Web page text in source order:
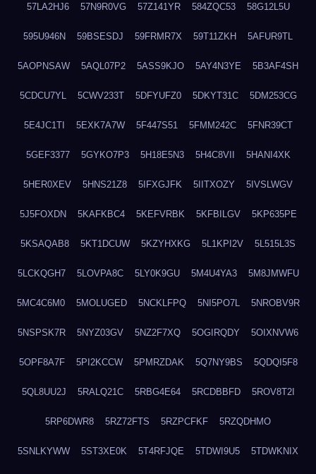
57LA2HJ6 57N9R0VG 57Z141YR 584ZQC53 58G12L5U
595U946N 59BSESDJ 59FRMR7X 59T11ZKH 5AFUR9TL
5AOPNSAW 5AQL07P2 5ASS9KJO 5AY4N3YE 5B3AF4SH
5CDCU7YL 5CWV233T 5DFYUFZ0 5DKYT31C 5DM253CG
5E4JC1TI 5EXK7A7W 5F447S51 5FMM242C 5FNR39CT
5GEF3377 5GYKO7P3 5H18E5N3 5H4C8VII 5HANI4XK
5HER0XEV 5HNS21Z8 5IFXGJFK 5IITXOZY 5IVSLWGV
5J5FOXDN 5KAFKBC4 5KEFVRBK 5KFBILGV 5KP635PE
5KSAQAB8 5KT1DCUW 5KZYHXKG 5L1KPI2V 5L515L3S
5LCKQGH7 5LOVPA8C 5LY0K9GU 5M4U4YA3 5M8JMWFU
5MC4C6M0 5MOLUGED 5NCKLFPQ 5NI5PO7L 5NROBV9R
5NSPSK7R 5NYZ03GV 5NZ2F7XQ 5OGIRQDY 5OIXNVW6
5OPF8A7F 5PI2KCCW 5PMRZDAK 5Q7NY9BS 5QDQI5F8
5QL8UU2J 5RALQ21C 5RBG4E64 5RCDBBFD 5ROV8T2I
5RP6DWR8 5RZ72FTS 5RZPCFKF 5RZQDHMO
5SNLKYWW 5ST3XE0K 5T4RFJQE 5TDWI9U5 5TDWKNIX